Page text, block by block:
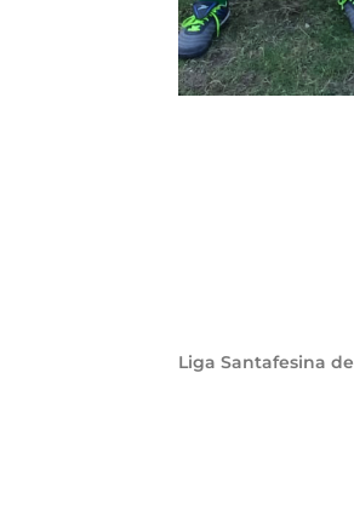
Liga Santafesina